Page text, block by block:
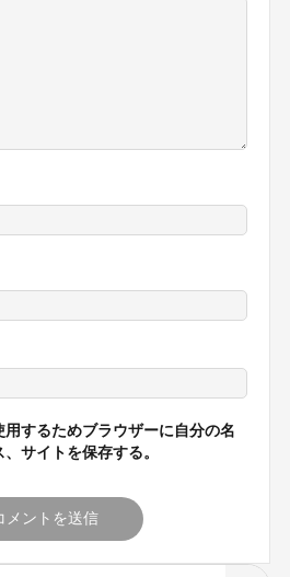
するためブラウザーに自分の名
サイトを保存する。